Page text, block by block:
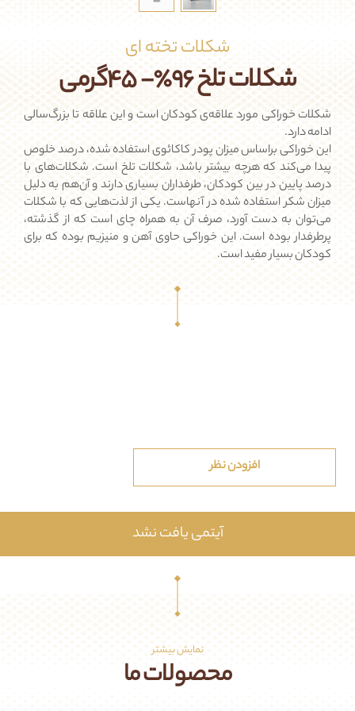
شکلات تخته ای
شکلات تلخ 96٪- 45گرمی
شکلات خوراکی مورد علاقه‌ی کودکان است و این علاقه تا بزرگ‌سالی
ادامه دارد.
این خوراکی براساس میزان پودر کاکائوی استفاده‌ شده، درصد خلوص
پیدا می‌کند که هرچه بیشتر باشد، شکلات تلخ‌ است. شکلات‌های با
درصد پایین در بین کودکان، طرفداران بسیاری دارند و آن‌هم به دلیل
میزان شکر استفاده شده در آنهاست. یکی از لذت‌هایی که با شکلات
می‌توان به دست آورد، صرف آن به همراه چای است که از گذشته،
پرطرفدار بوده است. این خوراکی حاوی آهن و منیزیم بوده که برای
کودکان بسیار مفید است.
افزودن نظر
آیتمی یافت نشد
نمایش بیشتر
محصولات ما